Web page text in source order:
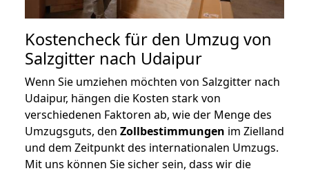
Kostencheck für den Umzug von
Salzgitter nach Udaipur
Wenn Sie umziehen möchten von Salzgitter nach
Udaipur, hängen die Kosten stark von
verschiedenen Faktoren ab, wie der Menge des
Umzugsguts, den Zollbestimmungen im Zielland
und dem Zeitpunkt des internationalen Umzugs.
Mit uns können Sie sicher sein, dass wir die